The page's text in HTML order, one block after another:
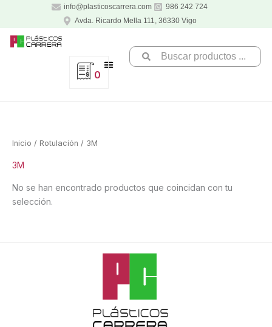
contenido
info@plasticoscarrera.com
986 242 724
Avda. Ricardo Mella 111, 36330 Vigo
Search
...
0
Inicio / Rotulación / 3M
3M
No se han encontrado productos que coincidan con tu
selección.